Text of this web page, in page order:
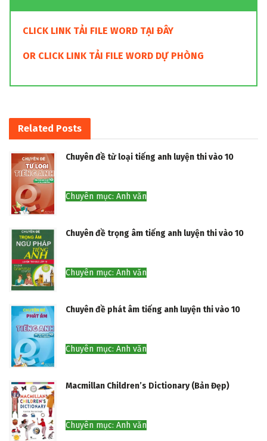
CLICK LINK TẢI FILE WORD TẠI ĐÂY
RelatedPosts